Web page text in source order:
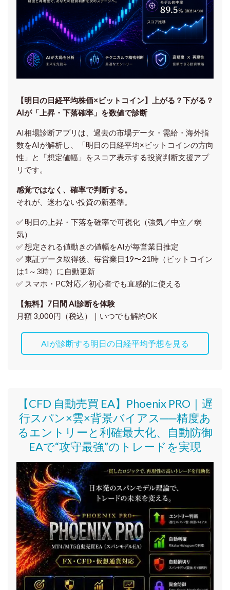
【明日の⽇経平均株価×ビットコイン】上がる？下がる？
AIが「上昇・下落確率」を数値で診断
AI相場診断アプリは、過去の市場データ・需給・海外指
数をAIが解析し、「明日の日経平均×ビットコインの方向
性」と「想定値幅」をスコア表示する投資判断支援アプ
リです。
感覚ではなく、確率で判断する。
それが、迷わない投資の新基準。
✅ 明日の上昇・下落を確率で可視化（強気／中立／弱
気）
✅ 想定される値動きの値幅をAIが毎営業日推定
✅ 東証データ取得後、 毎営業日19〜21時（ビットコイン
は1～3時）に自動更新
✅ スマホ・PC対応／初心者でも直感的に使える
【無料】7日間 AI診断を体験
月額 3,000円（税込）｜いつでも解約OK
AIが診断する明日の日経平均予想を見る
【CFD 自動売買 EA】Phoenix PRO｜遅
行スパン×雲×背景バイアス──精度あ
るエントリーと利確最大化、自動防御
EAで“攻守最強”のトレードを実現